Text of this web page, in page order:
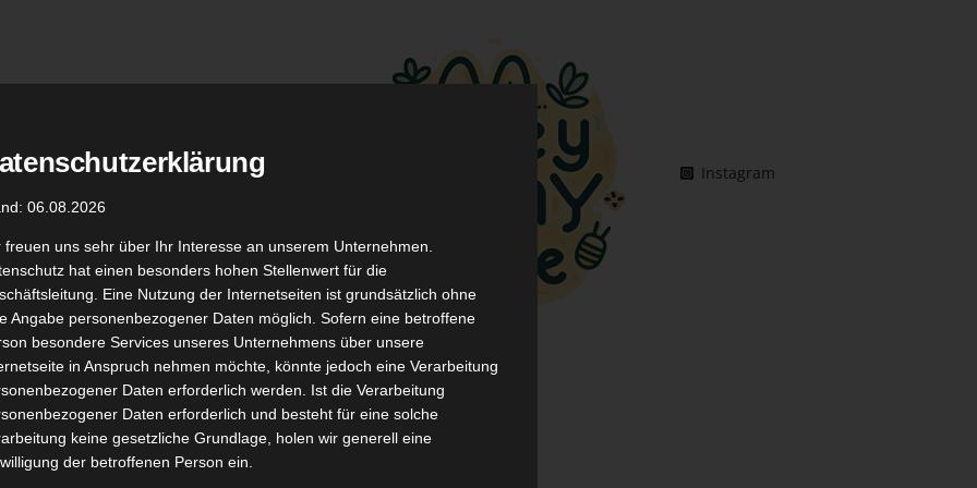
Düfte Coupon Codes Instagram
TikTok YouTube Kontakt
06.08.2026
freuen uns sehr über Ihr Interesse an unserem Unternehmen.
hat einen besonders hohen Stellenwert für die
Eine Nutzung der Internetseiten ist grundsätzlich ohne
Angabe personenbezogener Daten möglich. Sofern eine betroffene
besondere Services unseres Unternehmens über unsere
in Anspruch nehmen möchte, könnte jedoch eine Verarbeitung
Daten erforderlich werden. Ist die Verarbeitung
Daten erforderlich und besteht für eine solche
keine gesetzliche Grundlage, holen wir generell eine
der betroffenen Person ein.